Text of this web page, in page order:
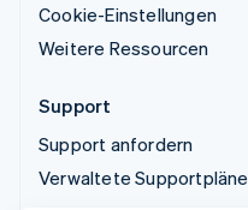
Cookie-Einstellungen
Weitere Ressourcen
Support
Support anfordern
Verwaltete Supportpläne